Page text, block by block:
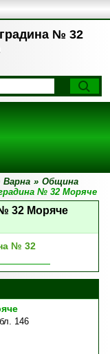
№ 32
» Община
№ 32 Моряче
32 Моряче
№ 32
146